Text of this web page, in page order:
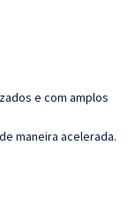
e com amplos
maneira acelerada.